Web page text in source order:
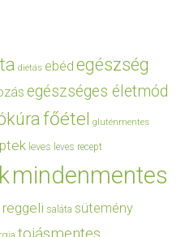
diétás ebéd egészség
egészséges életmód
főétel gluténmentes
leves leves recept
mindenmentes
reggeli saláta sütemény